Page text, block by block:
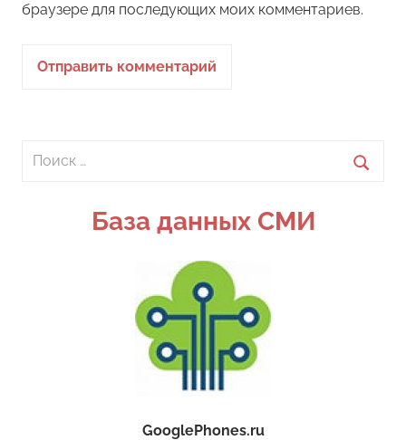
браузере для последующих моих комментариев.
Поиск
База данных СМИ
GooglePhones.ru